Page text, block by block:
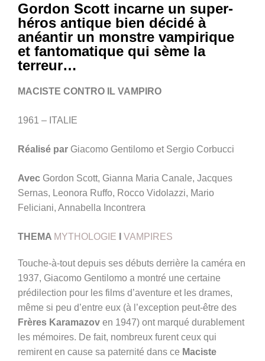
Gordon Scott incarne un super-
héros antique bien décidé à
anéantir un monstre vampirique
et fantomatique qui sème la
terreur…
MACISTE CONTRO IL VAMPIRO
1961 – ITALIE
Réalisé par Giacomo Gentilomo et Sergio Corbucci
Avec Gordon Scott, Gianna Maria Canale, Jacques
Sernas, Leonora Ruffo, Rocco Vidolazzi, Mario
Feliciani, Annabella Incontrera
THEMA MYTHOLOGIE VAMPIRES
Touche-à-tout depuis ses débuts derrière la caméra en
1937, Giacomo Gentilomo a montré une certaine
prédilection pour les films d’aventure et les drames,
même si peu d’entre eux (à l’exception peut-être des
Frères Karamazov en 1947) ont marqué durablement
les mémoires. De fait, nombreux furent ceux qui
remirent en cause sa paternité dans ce Maciste